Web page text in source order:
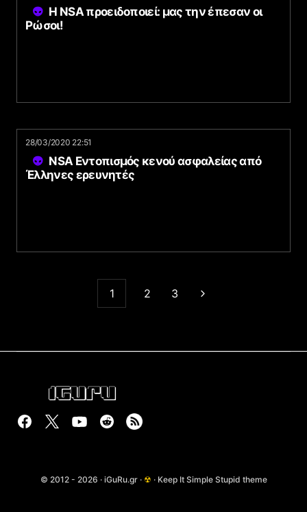
Η NSA προειδοποιεί: μας την έπεσαν οι
Ρώσοι!
28/03/2020 22:51
NSA Εντοπισμός κενού ασφαλείας από
Έλληνες ερευνητές
1 2 3
© 2012 - 2026 · iGuRu.gr · ☢ · Keep It Simple Stupid theme